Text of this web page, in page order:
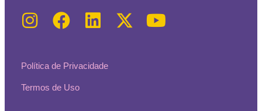
Política de Privacidade
Termos de Uso